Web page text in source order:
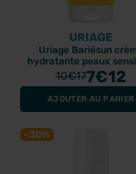
URIAGE
Uriage Bariésun
hydratante peaux
SPF50+ 50ml
10€177€12
AJOUTER AU PANIER
-30%